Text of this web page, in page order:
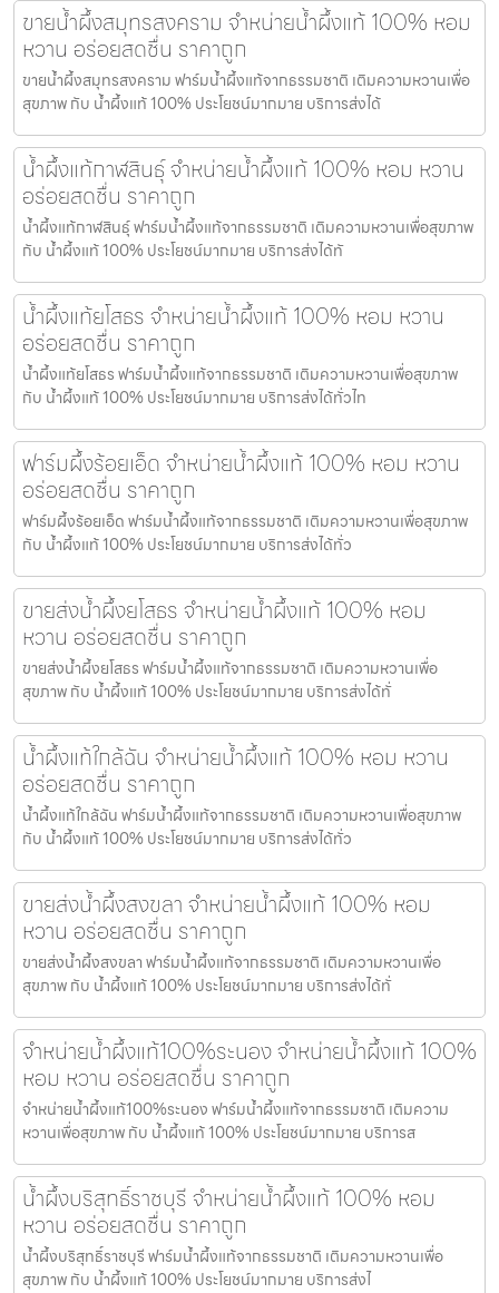
ขายน้ำผึ้งสมุทรสงคราม จำหน่ายน้ำผึ้งแท้ 100% หอม
หวาน อร่อยสดชื่น ราคาถูก
ขายน้ำผึ้งสมุทรสงคราม ฟาร์มน้ำผึ้งแท้จากธรรมชาติ เติมความหวานเพื่อ
สุขภาพ กับ น้ำผึ้งแท้ 100% ประโยชน์มากมาย บริการส่งได้
น้ำผึ้งแท้กาฬสินธุ์ จำหน่ายน้ำผึ้งแท้ 100% หอม หวาน
อร่อยสดชื่น ราคาถูก
น้ำผึ้งแท้กาฬสินธุ์ ฟาร์มน้ำผึ้งแท้จากธรรมชาติ เติมความหวานเพื่อสุขภาพ
กับ น้ำผึ้งแท้ 100% ประโยชน์มากมาย บริการส่งได้ทั
น้ำผึ้งแท้ยโสธร จำหน่ายน้ำผึ้งแท้ 100% หอม หวาน
อร่อยสดชื่น ราคาถูก
น้ำผึ้งแท้ยโสธร ฟาร์มน้ำผึ้งแท้จากธรรมชาติ เติมความหวานเพื่อสุขภาพ
กับ น้ำผึ้งแท้ 100% ประโยชน์มากมาย บริการส่งได้ทั่วไท
ฟาร์มผึ้งร้อยเอ็ด จำหน่ายน้ำผึ้งแท้ 100% หอม หวาน
อร่อยสดชื่น ราคาถูก
ฟาร์มผึ้งร้อยเอ็ด ฟาร์มน้ำผึ้งแท้จากธรรมชาติ เติมความหวานเพื่อสุขภาพ
กับ น้ำผึ้งแท้ 100% ประโยชน์มากมาย บริการส่งได้ทั่ว
ขายส่งน้ำผึ้งยโสธร จำหน่ายน้ำผึ้งแท้ 100% หอม
หวาน อร่อยสดชื่น ราคาถูก
ขายส่งน้ำผึ้งยโสธร ฟาร์มน้ำผึ้งแท้จากธรรมชาติ เติมความหวานเพื่อ
สุขภาพ กับ น้ำผึ้งแท้ 100% ประโยชน์มากมาย บริการส่งได้ทั่
น้ำผึ้งแท้ใกล้ฉัน จำหน่ายน้ำผึ้งแท้ 100% หอม หวาน
อร่อยสดชื่น ราคาถูก
น้ำผึ้งแท้ใกล้ฉัน ฟาร์มน้ำผึ้งแท้จากธรรมชาติ เติมความหวานเพื่อสุขภาพ
กับ น้ำผึ้งแท้ 100% ประโยชน์มากมาย บริการส่งได้ทั่ว
ขายส่งน้ำผึ้งสงขลา จำหน่ายน้ำผึ้งแท้ 100% หอม
หวาน อร่อยสดชื่น ราคาถูก
ขายส่งน้ำผึ้งสงขลา ฟาร์มน้ำผึ้งแท้จากธรรมชาติ เติมความหวานเพื่อ
สุขภาพ กับ น้ำผึ้งแท้ 100% ประโยชน์มากมาย บริการส่งได้ทั่
จำหน่ายน้ำผึ้งแท้100%ระนอง จำหน่ายน้ำผึ้งแท้ 100%
หอม หวาน อร่อยสดชื่น ราคาถูก
จำหน่ายน้ำผึ้งแท้100%ระนอง ฟาร์มน้ำผึ้งแท้จากธรรมชาติ เติมความ
หวานเพื่อสุขภาพ กับ น้ำผึ้งแท้ 100% ประโยชน์มากมาย บริการส
น้ำผึ้งบริสุทธิ์ราชบุรี จำหน่ายน้ำผึ้งแท้ 100% หอม
หวาน อร่อยสดชื่น ราคาถูก
น้ำผึ้งบริสุทธิ์ราชบุรี ฟาร์มน้ำผึ้งแท้จากธรรมชาติ เติมความหวานเพื่อ
สุขภาพ กับ น้ำผึ้งแท้ 100% ประโยชน์มากมาย บริการส่งไ